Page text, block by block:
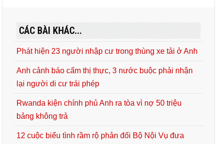
CÁC BÀI KHÁC...
Phát hiện 23 người nhập cư trong thùng xe tải ở Anh
Anh cảnh báo cấm thị thực, 3 nước buộc phải nhận
lại người di cư trái phép
Rwanda kiện chính phủ Anh ra tòa vì nợ 50 triệu
bảng không trả
12 cuộc biểu tình rầm rộ phản đối Bộ Nội Vụ đưa